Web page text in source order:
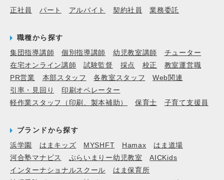
正社員
パート アルバイト 契約社員 業務委託
職種から探す
集団指導講師
個別指導講師 幼児教室講師
チューター
在宅オンライン講師
試験監督 採点 校正
教室運営職
PR営業
本部スタッフ 各教室スタッフ
Web関連
引率・見回り
印刷オペレーター
軽作業スタッフ（印刷、製本補助）
保育士 子育て支援員
ブランドから探す
浜学園
はまキッズ MYSHFT Hamax
はま道場
河合塾マナビス
ぷらいまりー幼児教室
AICKids
インターナショナルスクール
はま保育所